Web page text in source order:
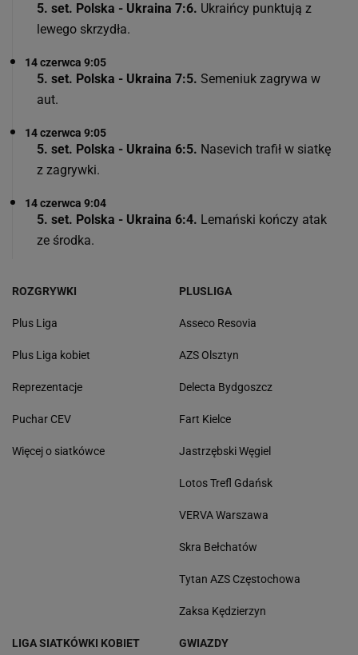
5. set. Polska - Ukraina 7:6. Ukraińcy punktują z
lewego skrzydła.
14 czerwca 9:05
5. set. Polska - Ukraina 7:5. Semeniuk zagrywa w
aut.
14 czerwca 9:05
5. set. Polska - Ukraina 6:5. Nasevich trafił w siatkę
z zagrywki.
14 czerwca 9:04
5. set. Polska - Ukraina 6:4. Lemański kończy atak
ze środka.
ROZGRYWKI
Plus Liga
Plus Liga kobiet
Reprezentacje
Puchar CEV
Więcej o siatkówce
PLUSLIGA
Asseco Resovia
AZS Olsztyn
Delecta Bydgoszcz
Fart Kielce
Jastrzębski Węgiel
Lotos Trefl Gdańsk
VERVA Warszawa
Skra Bełchatów
Tytan AZS Częstochowa
Zaksa Kędzierzyn
LIGA SIATKÓWKI KOBIET GWIAZDY